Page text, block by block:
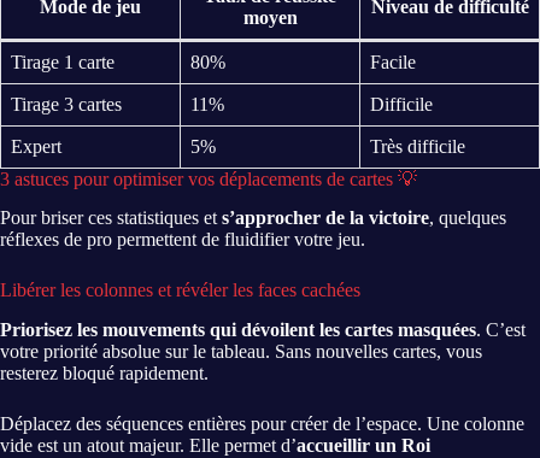
Mode de jeu
moyen
Niveau de difficulté
Tirage 1 carte 80% Facile
Tirage 3 cartes 11% Difficile
Expert 5%
Très difficile
3 astuces pour optimiser vos déplacements de cartes 💡
Pour briser ces statistiques ets’approcher de la victoire, quelques
réflexes de pro permettent de fluidifier votre jeu.
Libérer les colonnes et révéler les faces cachées
Priorisez les mouvements qui dévoilent les cartes masquées. C’est
votre priorité absolue sur le tableau. Sans nouvelles cartes, vous
resterez bloqué rapidement.
Déplacez des séquences entières pour créer de l’espace. Une colonne
vide est un atout majeur. Elle permet d’accueillir un Roi